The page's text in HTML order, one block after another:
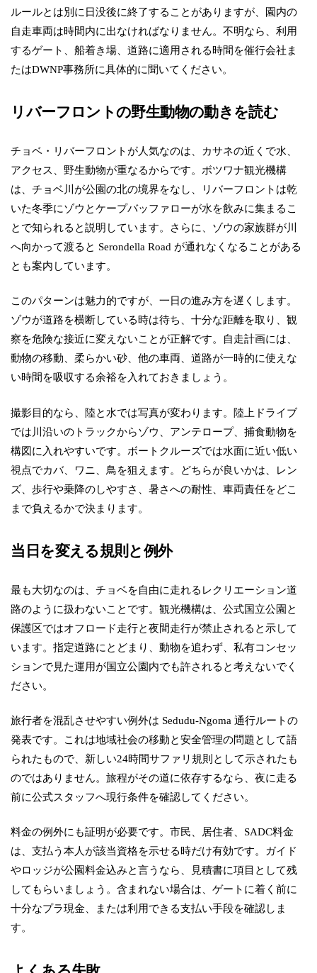
ルールとは別に日没後に終了することがありますが、園内の
自走車両は時間内に出なければなりません。不明なら、利用
するゲート、船着き場、道路に適用される時間を催行会社ま
たはDWNP事務所に具体的に聞いてください。
リバーフロントの野生動物の動きを読む
チョベ・リバーフロントが人気なのは、カサネの近くで水、
アクセス、野生動物が重なるからです。ボツワナ観光機構
は、チョベ川が公園の北の境界をなし、リバーフロントは乾
いた冬季にゾウとケープバッファローが水を飲みに集まるこ
とで知られると説明しています。さらに、ゾウの家族群が川
へ向かって渡ると Serondella Road が通れなくなることがある
とも案内しています。
このパターンは魅力的ですが、一日の進み方を遅くします。
ゾウが道路を横断している時は待ち、十分な距離を取り、観
察を危険な接近に変えないことが正解です。自走計画には、
動物の移動、柔らかい砂、他の車両、道路が一時的に使えな
い時間を吸収する余裕を入れておきましょう。
撮影目的なら、陸と水では写真が変わります。陸上ドライブ
では川沿いのトラックからゾウ、アンテロープ、捕食動物を
構図に入れやすいです。ボートクルーズでは水面に近い低い
視点でカバ、ワニ、鳥を狙えます。どちらが良いかは、レン
ズ、歩行や乗降のしやすさ、暑さへの耐性、車両責任をどこ
まで負えるかで決まります。
当日を変える規則と例外
最も大切なのは、チョベを自由に走れるレクリエーション道
路のように扱わないことです。観光機構は、公式国立公園と
保護区ではオフロード走行と夜間走行が禁止されると示して
います。指定道路にとどまり、動物を追わず、私有コンセッ
ションで見た運用が国立公園内でも許されると考えないでく
ださい。
旅行者を混乱させやすい例外は Sedudu-Ngoma 通行ルートの
発表です。これは地域社会の移動と安全管理の問題として語
られたもので、新しい24時間サファリ規則として示されたも
のではありません。旅程がその道に依存するなら、夜に走る
前に公式スタッフへ現行条件を確認してください。
料金の例外にも証明が必要です。市民、居住者、SADC料金
は、支払う本人が該当資格を示せる時だけ有効です。ガイド
やロッジが公園料金込みと言うなら、見積書に項目として残
してもらいましょう。含まれない場合は、ゲートに着く前に
十分なプラ現金、または利用できる支払い手段を確認しま
す。